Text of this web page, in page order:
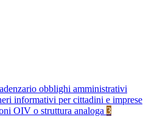
obblighi amministrativi
informativi per cittadini e imprese
OIV o struttura analoga 3